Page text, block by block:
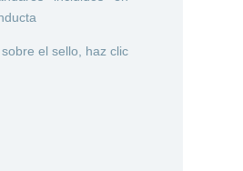
el sello, haz clic